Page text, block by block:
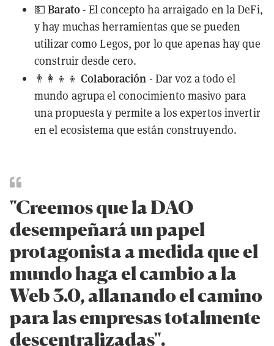
💵Barato- El concepto ha arraigado en la DeFi,
y hay muchas herramientas que se pueden
utilizar como Legos, por lo que apenas hay que
construir desde cero.
👨‍👩‍👦‍👦Colaboración - Dar voz a todo el
mundo agrupa el conocimiento masivo para
una propuesta y permite a los expertos invertir
en el ecosistema que están construyendo.
"Creemos que la DAO
desempeñará un papel
protagonista a medida que el
mundo haga el cambio a la
Web 3.0, allanando el camino
para las empresas totalmente
descentralizadas".